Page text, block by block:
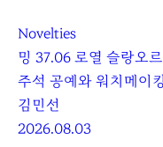
Novelties
밍 37.06 로열 슬랑오르
주석 공예와 워치메이
김민선
2026.08.03